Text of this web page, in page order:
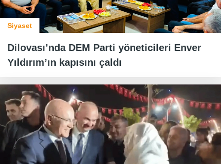
Siyaset
Dilovası’nda DEM Parti yöneticileri Enver
Yıldırım’ın kapısını çaldı